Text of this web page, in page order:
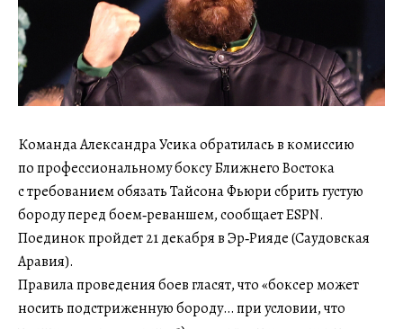
Команда Александра Усика обратилась в комиссию
по профессиональному боксу Ближнего Востока
с требованием обязать Тайсона Фьюри сбрить густую
бороду перед боем‑реваншем, сообщает ESPN.
Поединок пройдет 21 декабря в Эр‑Рияде (Саудовская
Аравия).
Правила проведения боев гласят, что «боксер может
носить подстриженную бороду… при условии, что